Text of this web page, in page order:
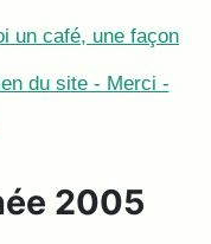
un café, une façon
du site - Merci -
2005